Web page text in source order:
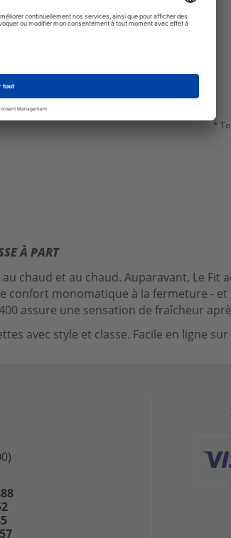
n'a été trouvé
*
À PART
chaud et au chaud. Auparavant, Le Fit
confort monomatique à la fermeture -
assure une sensation de fraîcheur
avec style et classe. Facile en ligne